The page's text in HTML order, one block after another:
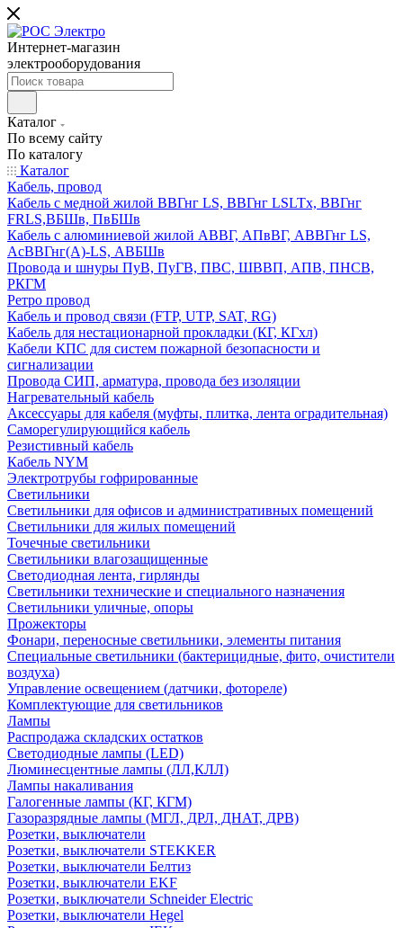
Интернет-магазин
электрооборудования
Каталог
По всему сайту
По каталогу
Каталог
Кабель, провод
Кабель с медной жилой ВВГнг LS, ВВГнг LSLTx, ВВГнг
FRLS,ВБШв, ПвБШв
Кабель с алюминиевой жилой АВВГ, АПвВГ, АВВГнг LS,
АсВВГнг(А)-LS, АВБШв
Провода и шнуры ПуВ, ПуГВ, ПВС, ШВВП, АПВ, ПНСВ,
РКГМ
Ретро провод
Кабель и провод связи (FTP, UTP, SAT, RG)
Кабель для нестационарной прокладки (КГ, КГхл)
Кабели КПС для систем пожарной безопасности и
сигнализации
Провода СИП, арматура, провода без изоляции
Нагревательный кабель
Аксессуары для кабеля (муфты, плитка, лента оградительная)
Саморегулирующийся кабель
Резистивный кабель
Кабель NYM
Электротрубы гофрированные
Светильники
Светильники для офисов и административных помещений
Светильники для жилых помещений
Точечные светильники
Светильники влагозащищенные
Светодиодная лента, гирлянды
Светильники технические и специального назначения
Светильники уличные, опоры
Прожекторы
Фонари, переносные светильники, элементы питания
Специальные светильники (бактерицидные, фито, очистители
воздуха)
Управление освещением (датчики, фотореле)
Комплектующие для светильников
Лампы
Распродажа складских остатков
Светодиодные лампы (LED)
Люминесцентные лампы (ЛЛ,КЛЛ)
Лампы накаливания
Галогенные лампы (КГ, КГМ)
Газоразрядные лампы (МГЛ, ДРЛ, ДНАТ, ДРВ)
Розетки, выключатели
Розетки, выключатели STEKKER
Розетки, выключатели Белтиз
Розетки, выключатели EKF
Розетки, выключатели Schneider Electric
Розетки, выключатели Hegel